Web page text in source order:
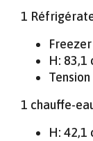
1
H: 83,1
1 chauffe-
H: 42,1